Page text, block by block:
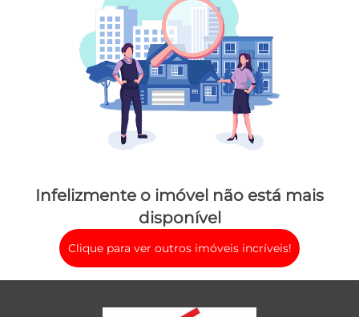
Infelizmente o imóvel não está mais
disponível
Clique para ver outros imóveis incríveis!